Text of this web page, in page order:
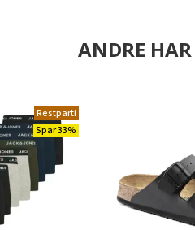
ANDRE
Restparti
Spar 33%